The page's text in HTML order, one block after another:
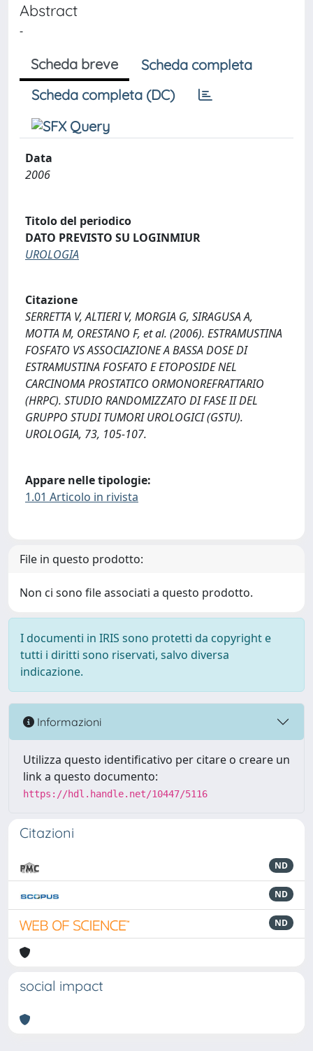
Abstract
-
Scheda breve
Scheda completa
Scheda completa (DC)
Data
2006
Titolo del periodico
DATO PREVISTO SU LOGINMIUR
UROLOGIA
Citazione
SERRETTA V, ALTIERI V, MORGIA G, SIRAGUSA A,
MOTTA M, ORESTANO F, et al. (2006). ESTRAMUSTINA
FOSFATO VS ASSOCIAZIONE A BASSA DOSE DI
ESTRAMUSTINA FOSFATO E ETOPOSIDE NEL
CARCINOMA PROSTATICO ORMONOREFRATTARIO
(HRPC). STUDIO RANDOMIZZATO DI FASE II DEL
GRUPPO STUDI TUMORI UROLOGICI (GSTU).
UROLOGIA, 73, 105-107.
Appare nelle tipologie:
1.01 Articolo in rivista
File in questo prodotto:
Non ci sono file associati a questo prodotto.
I documenti in IRIS sono protetti da copyright e
tutti i diritti sono riservati, salvo diversa
indicazione.
Informazioni
Utilizza questo identificativo per citare o creare un
link a questo documento:
https://hdl.handle.net/10447/5116
Citazioni
ND
ND
ND
social impact